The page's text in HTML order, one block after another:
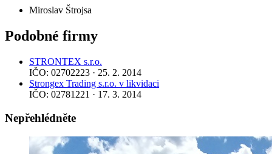
Miroslav Štrojsa
Podobné firmy
STRONTEX s.r.o.
IČO: 02702223 · 25. 2. 2014
Strongex Trading s.r.o. v likvidaci
IČO: 02781221 · 17. 3. 2014
Nepřehlédněte